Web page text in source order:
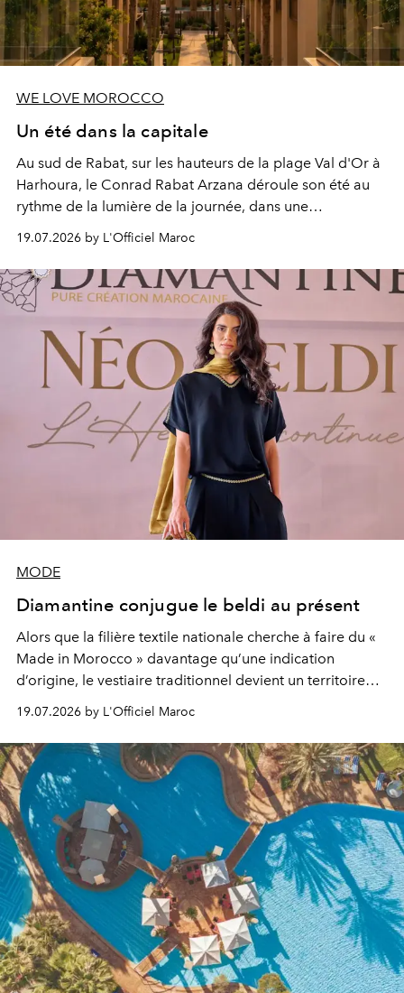
WE LOVE MOROCCO
Un été dans la capitale
Au sud de Rabat, sur les hauteurs de la plage Val d'Or à
Harhoura, le Conrad Rabat Arzana déroule son été au
rythme de la lumière de la journée, dans une
programmation pensée comme une succession de
rendez-vous avec l’océan.
19.07.2026 by L'Officiel Maroc
MODE
Diamantine conjugue le beldi au présent
Alors que la filière textile nationale cherche à faire du «
Made in Morocco » davantage qu’une indication
d’origine, le vestiaire traditionnel devient un territoire
d’expérimentation. Avec Néo Beldi, Diamantine en
révise les proportions et les usages pour l’inscrire dans
le quotidien contemporain, sans effacer la culture du
vêtement dont il procède.
19.07.2026 by L'Officiel Maroc